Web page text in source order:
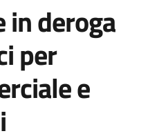
in deroga
per
e